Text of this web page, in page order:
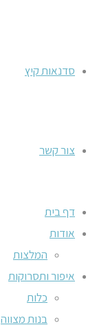
סדנאות קיץ
צור קשר
דף בית
אודות
המלצות
איפור ותסרוקות
כלות
בנות מצווה